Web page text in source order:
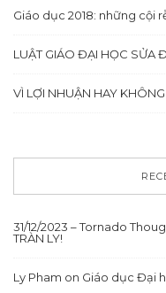
Giáo dục 2018: những cội
LUẬT GIÁO ĐẠI HỌC SỬA
VÌ LỢI NHUẬN HAY
31/12/2023 – Tornado
TRÀN LY!
Ly Pham on Giáo dục Đại